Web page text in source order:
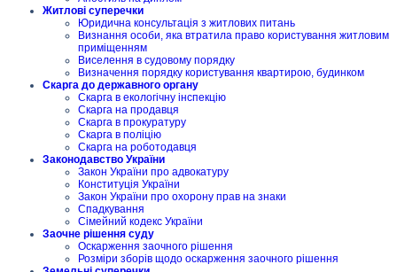
Житлові суперечки
Юридична консультація з житлових питань
Визнання особи, яка втратила право користування житловим
приміщенням
Виселення в судовому порядку
Визначення порядку користування квартирою, будинком
Скарга до державного органу
Скарга в екологічну інспекцію
Скарга на продавця
Скарга в прокуратуру
Скарга в поліцію
Скарга на роботодавця
Законодавство України
Закон України про адвокатуру
Конституція України
Закон України про охорону прав на знаки
Спадкування
Сімейний кодекс України
Заочне рішення суду
Оскарження заочного рішення
Розміри зборів щодо оскарження заочного рішення